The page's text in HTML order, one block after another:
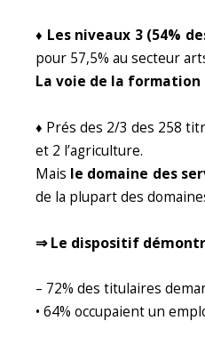
♦ Les niveaux 3 (54%
pour 57,5% au secteur
La voie de la
♦ Prés des 2/3 des 258
et 2 l’agriculture.
Mais le domaine des
de la plupart des
⇒ Le dispositif
– 72% des titulaires
• 64% occupaient un